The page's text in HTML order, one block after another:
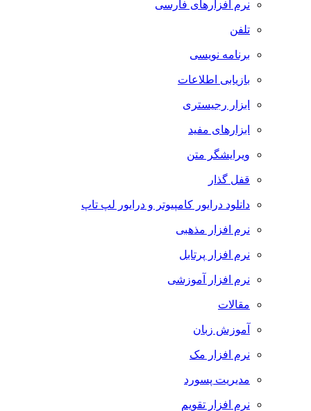
نرم افزارهای فارسی
تلفن
برنامه نویسی
بازیابی اطلاعات
ابزار رجیستری
ابزارهای مفید
ویرایشگر متن
قفل گذار
دانلود درایور کامپیوتر و درایور لپ تاپ
نرم افزار مذهبی
نرم افزار پرتابل
نرم افزار آموزشی
مقالات
آموزش زبان
نرم افزار مک
مدیریت پسورد
نرم افزار تقویم